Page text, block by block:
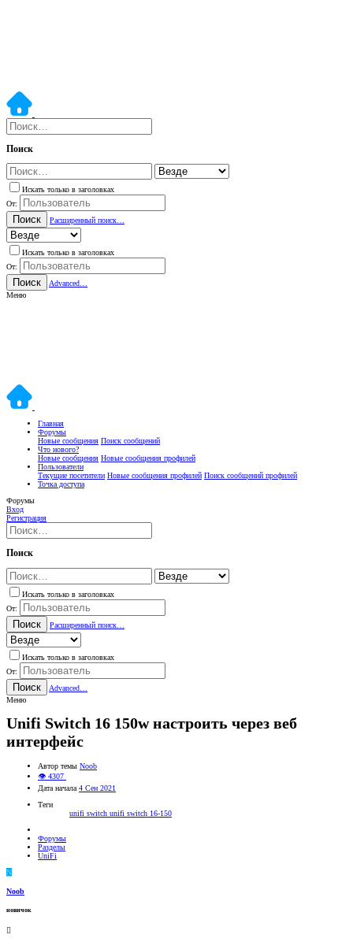
Поиск
Искать только в заголовках
От:
Поиск Расширенный поиск…
Искать только в заголовках
От:
Поиск
Advanced…
Меню
Главная
Форумы
Новые сообщения Поиск сообщений
Что нового?
Новые сообщения Новые сообщения профилей
Пользователи
Текущие посетители Новые сообщения профилей Поиск сообщений профилей
Точка доступа
Форумы
Вход
Регистрация
Поиск
Искать только в заголовках
От:
Поиск Расширенный поиск…
Искать только в заголовках
От:
Поиск
Advanced…
Меню
Unifi Switch 16 150w настроить через веб
интерфейс
Автор темы Noob
👁 4307
Дата начала 4 Сен 2021
Теги
unifi switch unifi switch 16-150
Форумы
Разделы
UniFi
N
Noob
новичок